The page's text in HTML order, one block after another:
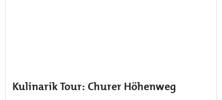
Kulinarik Tour: Churer Höhenweg